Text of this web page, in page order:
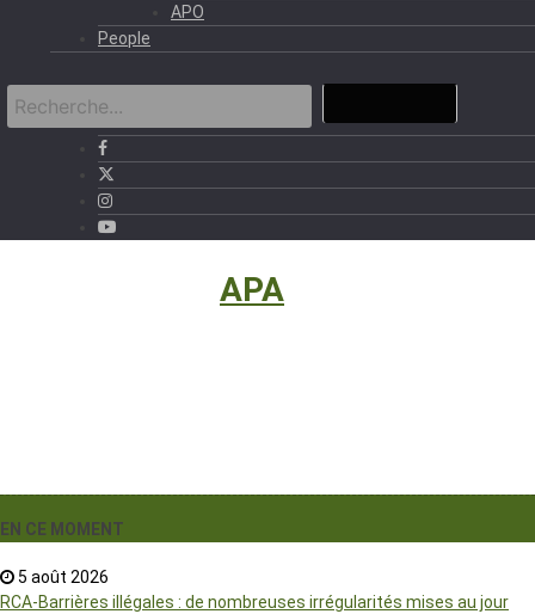
APO
People
APA
EN CE MOMENT
5 août 2026
RCA-Barrières illégales : de nombreuses irrégularités mises au jour